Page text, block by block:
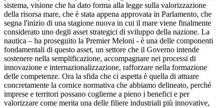
sistema, visione che ha dato forma alla legge sulla valorizzazione
della risorsa mare, che è stata appena approvata in Parlamento, che
segna l'inizio di una stagione nuova in cui il mare viene finalmente
considerato uno degli asset strategici di sviluppo della nazione. La
nautica – ha proseguito la Premier Meloni - è una delle componenti
fondamentali di questo asset, un settore che il Governo intende
sostenere nella semplificazione, accompagnare nei processi di
innovazione e internazionalizzazione, rafforzare nella formazione
delle competenze. Ora la sfida che ci aspetta è quella di attuare
concretamente la cornice normativa che abbiamo delineato, perché
imprese e territori possano coglierne a pieno i benefici e per
valorizzare come merita una delle filiere industriali più innovative,